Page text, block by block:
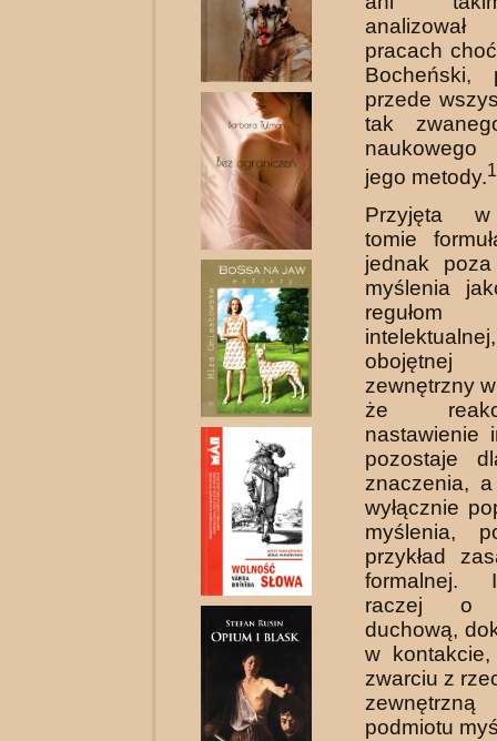
pracach
Bocheński,
przede
tak
jego metody.1
Przyjęta
tomie
jednak
myślenia
regułom
obo­jętnej
zewnętrzny
że
nastawienie
pozostaje
znaczenia,
wyłącznie
myślenia,
przykład
formalnej.
raczej o
duchową,
w
zwarciu z
podmiotu